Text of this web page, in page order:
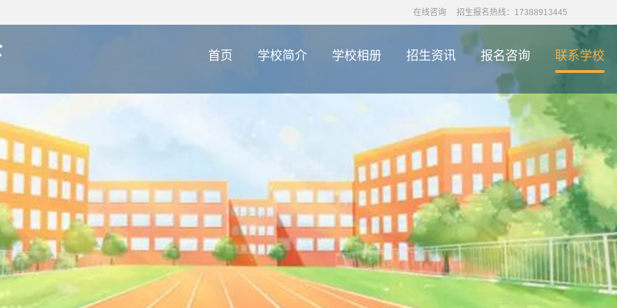
在线咨询 招生报名热线：17388913445
首页 学校简介 学校相册 招生资讯 报名咨询 联系学校